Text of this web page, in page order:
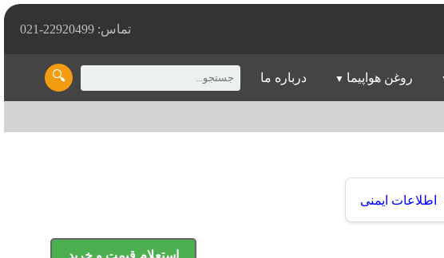
تماس: 22920499-021
🔍 روغن هواپیما درباره ما
اطلاعات ایمنی
استعلام قیمت و خرید